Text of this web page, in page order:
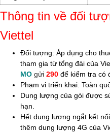
Thông tin về đối
Viettel
Đối tượng: Áp dụng cho
tham gia từ tổng đài của
MO gửi 290 để kiểm tra có
Phạm vi triển khai: Toàn
Dung lượng của gói được
hạn.
Hết dung lượng ngắt kết
thêm dung lượng 4G của